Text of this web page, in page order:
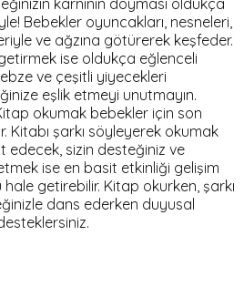
karnının doyması oldukça
Bebekler oyuncakları, nesneleri,
ve ağzına götürerek keşfeder.
ise oldukça eğlenceli
ve çeşitli yiyecekleri
eşlik etmeyi unutmayın.
okumak bebekler için son
Kitabı şarkı söyleyerek okumak
edecek, sizin desteğiniz ve
ise en basit etkinliği gelişim
getirebilir. Kitap okurken, şarkı
dans ederken duyusal